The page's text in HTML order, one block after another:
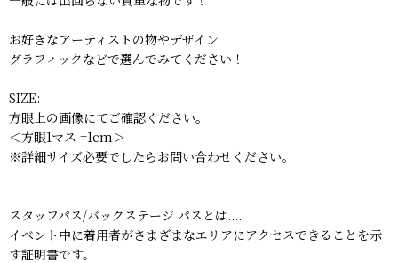
お好きなアーティストの物やデザイン
グラフィックなどで選んでみてください！
SIZE:
方眼上の画像にてご確認ください。
＜方眼1マス =1cm＞
※詳細サイズ必要でしたらお問い合わせください。
スタッフパス/バックステージ パスとは....
イベント中に着用者がさまざまなエリアにアクセスできることを示
す証明書です。